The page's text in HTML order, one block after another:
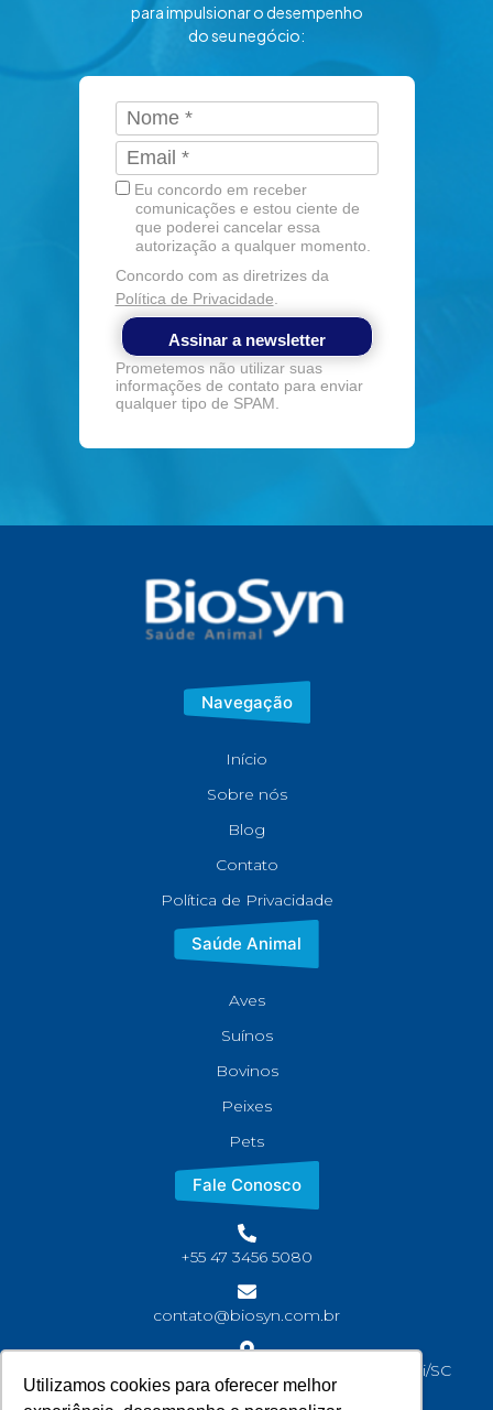
Utilizamos cookies para oferecer melhor
para impulsionar o desempenho
do seu negócio:
Eu concordo em receber
comunicações e estou ciente de
que poderei cancelar essa
autorização a qualquer momento.
Concordo com as diretrizes da
Política de Privacidade
Assinar a newsletter
Prometemos não utilizar suas
informações de contato para enviar
qualquer tipo de SPAM.
Navegação
Início
Sobre nós
Blog
Contato
Política de Privacidade
Saúde Animal
Aves
Suínos
Bovinos
Peixes
Pets
Fale Conosco
+55 47 3456 5080
contato@biosyn.com.br
Rua João Jaime Faria, S/N Bairro Corveta, Araquari/SC
CEP: 89245-000